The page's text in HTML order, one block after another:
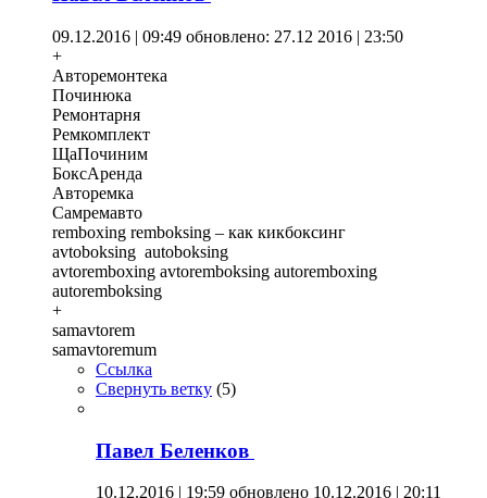
09.12.2016 | 09:49 обновлено: 27.12 2016 | 23:50
+
Авторемонтека
Починюка
Ремонтарня
Ремкомплект
ЩаПочиним
БоксАренда
Авторемка
Самремавто
remboxing remboksing – как кикбоксинг
avtoboksing autoboksing
avtoremboxing avtoremboksing autoremboxing
autoremboksing
+
samavtorem
samavtoremum
Ссылка
Свернуть ветку (5)
Павел Беленков
10.12.2016 | 19:59 обновлено 10.12.2016 | 20:11